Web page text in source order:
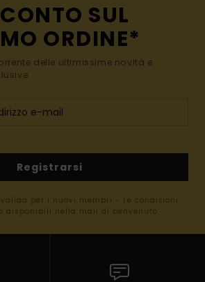
SUL
ORDINE*
delle ultimissime novità e
Registrarsi
per i nuovi membri - Le condizioni
disponibili nella mail di benvenuto